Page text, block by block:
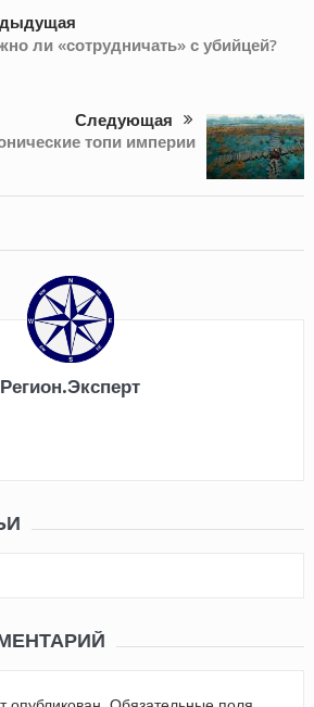
ли «сотрудничать» с убийцей?
Следующая
топи империи
Регион.Эксперт